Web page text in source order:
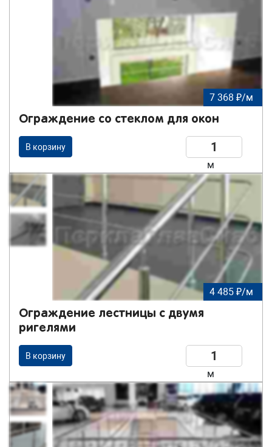
7 368 ₽/м
Ограждение со стеклом для окон
В корзину
м
4 485 ₽/м
Ограждение лестницы с двумя
ригелями
В корзину
м